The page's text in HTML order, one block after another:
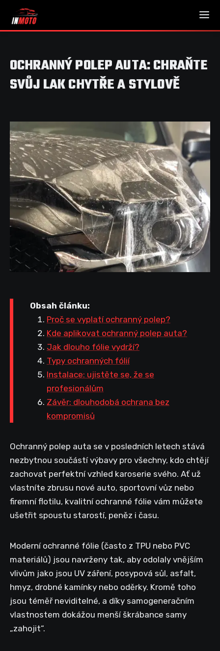
OCHRANNÝ POLEP AUTA: CHRAŇTE
SVŮJ LAK CHYTŘE A STYLOVĚ
Obsah článku:
Proč se vyplatí ochranný polep?
Kde aplikovat ochranný polep auta?
Jak dlouho fólie vydrží?
Typy ochranných fólií
Instalace: ujistěte se, že se
profesionálům
Závěr: dlouhodobá ochrana bez
kompromisů
Ochranný polep auta se v posledních letech stává
nezbytnou součástí výbavy pro všechny, kdo chtějí
zachovat perfektní vzhled karoserie svého. Ať už
vlastníte zbrusu nové auto, sportovní vůz nebo
firemní flotilu, kvalitní ochranné fólie vám můžete
ušetřit spoustu starostí, peněz i času.
Moderní ochranné fólie (často z TPU nebo PVC
materiálů) jsou navrženy tak, aby odolaly vnějším
vlivům jako jsou UV záření, posypová sůl, asfalt,
hmyz, drobné kamínky nebo oděrky. Kromě toho
jsou téměř neviditelné, a díky samogeneračním
vlastnostem dokážou menší škrábance samy
„zahojit“.